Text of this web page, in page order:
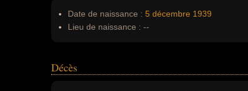
Date de naissance : 5 décembre 1939
Lieu de naissance : --
Décès